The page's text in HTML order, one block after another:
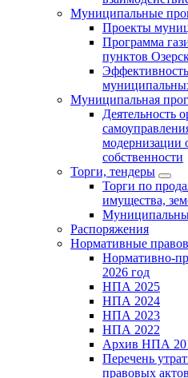
Муниципальные
Проекты
Программа
пунктов
Муниципальная
Деятельность
модернизации
собственности
Торги, тендеры
Торги по
имущества,
Распоряжения
Нормативные
Нормативно-
2026 год
НПА 2025
НПА 2024
НПА 2023
НПА 2022
Архив НПА
Перечень
правовых актов